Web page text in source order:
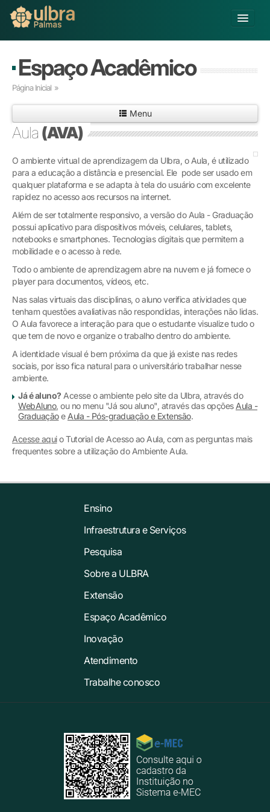
Buscar
Matricule-se
Graduação
Pós-graduação
Educação a Distância
Extensão
Infraestrutura e Serviços
Inovação
Sobre a ULBRA
Espaço Acadêmico
Página Inicial »
Menu
Aula (AVA)
O ambiente virtual de aprendizagem da Ulbra, o Aula, é utilizado
para a educação a distância e presencial. Ele pode ser usado em
qualquer plataforma e se adapta à tela do usuário com excelente
rapidez no acesso aos recursos na internet.
Além de ser totalmente responsivo, a versão do Aula - Graduação
possui aplicativo para dispositivos móveis, celulares, tablets,
notebooks e smartphones. Tecnologias digitais que permitem a
mobilidade e o acesso à rede.
Todo o ambiente de aprendizagem abre na nuvem e já fornece o
player para documentos, vídeos, etc.
Nas salas virtuais das disciplinas, o aluno verifica atividades que
tenham questões avaliativas não respondidas, interações não lidas.
O Aula favorece a interação para que o estudante visualize tudo o
que tem de novo e organize o trabalho dentro do ambiente.
A identidade visual é bem próxima da que já existe nas redes
sociais, por isso fica natural para o universitário trabalhar nesse
ambiente.
Já é aluno? Acesse o ambiente pelo site da Ulbra, através do
WebAluno, ou no menu "Já sou aluno", através das opções Aula -
Graduaçãoe Aula - Pós-graduação e Extensão.
Acesse aquio Tutorial de Acesso ao Aula, com as perguntas mais
frequentes sobre a utilização do Ambiente Aula.
Ensino
Infraestrutura e Serviços
Pesquisa
Sobre a ULBRA
Extensão
Espaço Acadêmico
Inovação
Atendimento
Trabalhe conosco